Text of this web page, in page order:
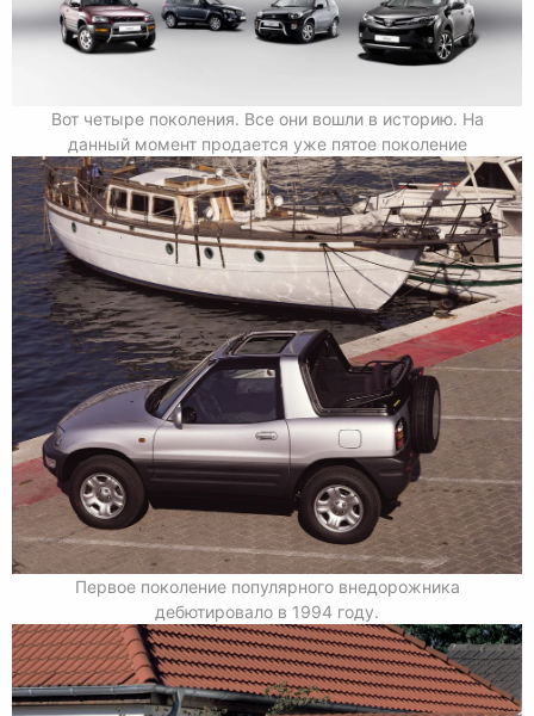
Вот четыре поколения. Все они вошли в историю. На
данный момент продается уже пятое поколение
Первое поколение популярного внедорожника
дебютировало в 1994 году.